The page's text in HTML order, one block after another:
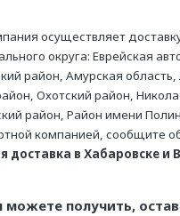
осуществляет
округа: Еврейская
район, Амурская
Охотский район,
район, Район имени
компанией, сообщите
доставка в Хабаровске и
получить,